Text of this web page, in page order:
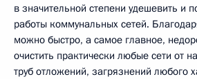
в значительной степени удешевить и
работы коммунальных сетей.
можно быстро, а самое главное,
очистить практически любые сети от
труб отложений, загрязнений любого